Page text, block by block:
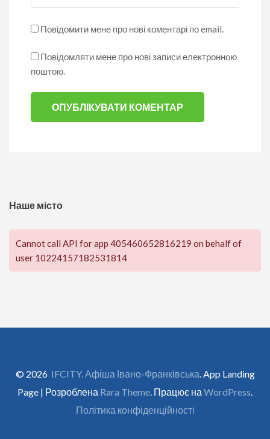
Повідомити мене про нові коментарі по email.
Повідомляти мене про нові записи електронною
поштою.
Наше місто
Cannot call API for app 405460652816219 on behalf of
user 10224157182531814
© 2026 IFCITY. Афіша Івано-Франківська . App Landing
Page | Розроблена Rara Theme . Працює на WordPress
Політика конфіденційності